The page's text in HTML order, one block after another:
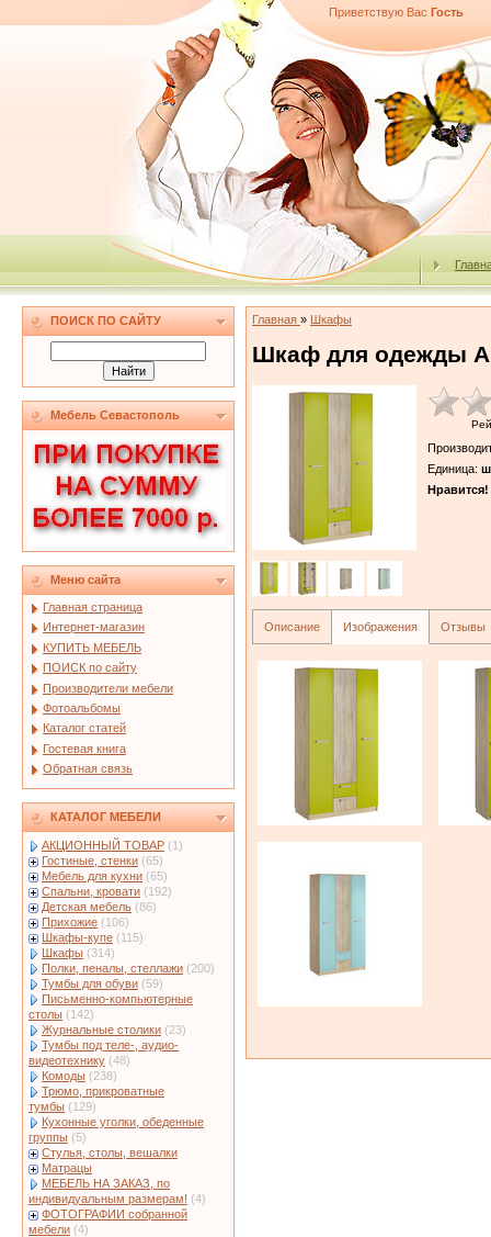
Приветствую Вас Гость
ПОИСК ПО САЙТУ
Мебель Севастополь
Меню сайта
Главная страница
Интернет-магазин
КУПИТЬ МЕБЕЛЬ
ПОИСК по сайту
Производители мебели
Фотоальбомы
Каталог статей
Гостевая книга
Обратная связь
КАТАЛОГ МЕБЕЛИ
АКЦИОННЫЙ ТОВАР (1)
Гостиные, стенки (65)
Мебель для кухни (65)
Спальни, кровати (192)
Детская мебель (86)
Прихожие (106)
Шкафы-купе (115)
Шкафы (314)
Полки, пеналы, стеллажи (200)
Тумбы для обуви (59)
Письменно-компьютерные
столы (142)
Журнальные столики (23)
Тумбы под теле-, аудио-
видеотехнику (48)
Комоды (238)
Трюмо, прикроватные
тумбы (129)
Кухонные уголки, обеденные
группы (5)
Стулья, столы, вешалки
Матрацы
МЕБЕЛЬ НА ЗАКАЗ, по
индивидуальным размерам! (4)
ФОТОГРАФИИ собранной
мебели (4)
Главная » Шкафы
Шкаф для одежды
Единица:
Нравится!
Описание Изображения Отзывы